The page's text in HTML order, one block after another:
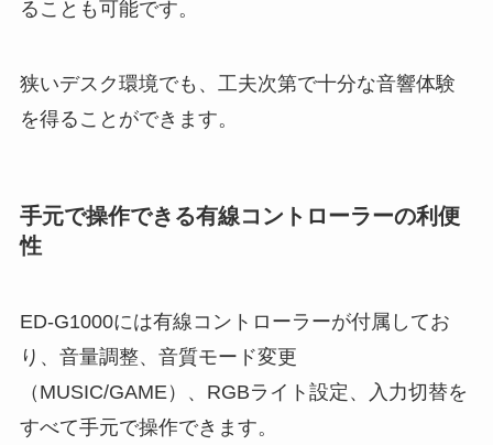
ることも可能です。
狭いデスク環境でも、工夫次第で十分な音響体験
を得ることができます。
手元で操作できる有線コントローラーの利便
性
ED-G1000には有線コントローラーが付属してお
り、音量調整、音質モード変更
（MUSIC/GAME）、RGBライト設定、入力切替を
すべて手元で操作できます。